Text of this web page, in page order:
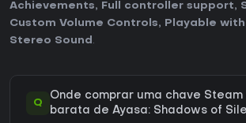
Achievements, Full controller support,
Custom Volume Controls, Playable
Stereo Sound .
Q
Onde comprar uma chave Steam
barata de Ayasa: Shadows of